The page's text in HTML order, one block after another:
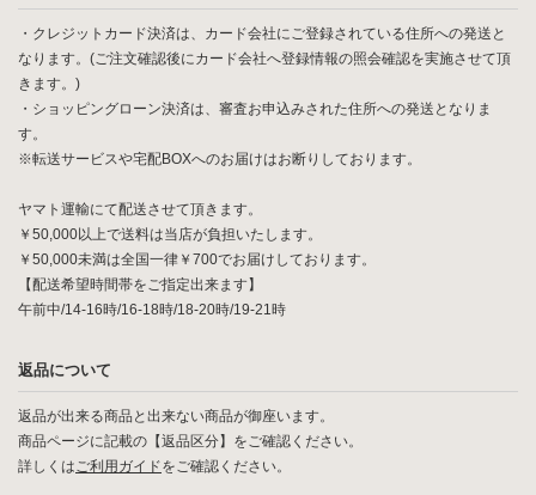
・クレジットカード決済は、カード会社にご登録されている住所への発送と
なります。(ご注文確認後にカード会社へ登録情報の照会確認を実施させて頂
きます。)
・ショッピングローン決済は、審査お申込みされた住所への発送となりま
す。
※転送サービスや宅配BOXへのお届けはお断りしております。
ヤマト運輸にて配送させて頂きます。
￥50,000以上で送料は当店が負担いたします。
￥50,000未満は全国一律￥700でお届けしております。
【配送希望時間帯をご指定出来ます】
午前中/14-16時/16-18時/18-20時/19-21時
返品について
返品が出来る商品と出来ない商品が御座います。
商品ページに記載の【返品区分】をご確認ください。
詳しくはご利用ガイドをご確認ください。